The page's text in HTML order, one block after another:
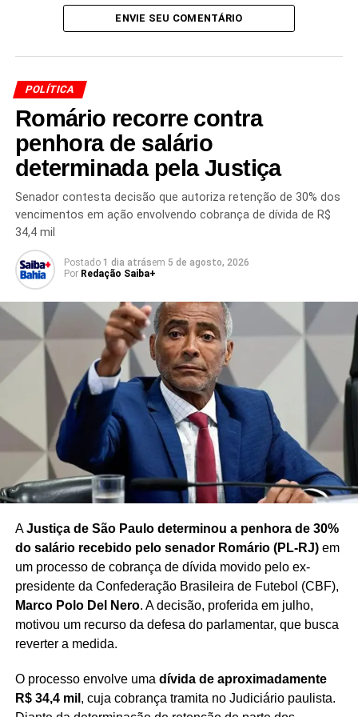
TÓPICOS RELACIONADOS
ALBA
ASSEMBLEIA LEGISLATIVA DA BAHIA
LDO BAHIA 2025
PLANO DE CARGOS MP-BA
PROJETOS DO GOVERNO JERÔNIMO
REESTRUTURAÇÃO ADAB
REFIS BAHIA
VOTAÇÃO ASSEMBLEIA BAHIA HOJE
VOTAÇÃO PROJETOS JERÔNIMO
PRÓXIMO
Capitão Alden comemora urgência para impedir
aumento do IOF e critica governo Lula
NÃO PERCA
Lula chega ao G7 no Canadá e debocha do
evento: “Festa dos ricos”
ENVIE SEU COMENTÁRIO
POLÍTICA
Romário recorre contra
penhora de salário
determinada pela Justiça
Senador contesta decisão que autoriza retenção de 30% dos
vencimentos em ação envolvendo cobrança de dívida de R$
34,4 mil
Postado 1 dia atrásem 5 de agosto, 2026
Por Redação Saiba+
AJustiça de São Paulo determinou a penhora de 30%
do salário recebido pelo senador Romário (PL-RJ)em
um processo de cobrança de dívida movido pelo ex-
presidente da Confederação Brasileira de Futebol (CBF),
Marco Polo Del Nero. A decisão, proferida em julho,
motivou um recurso da defesa do parlamentar, que busca
reverter a medida.
O processo envolve uma dívida de aproximadamente
R$ 34,4 mil , cuja cobrança tramita no Judiciário paulista.